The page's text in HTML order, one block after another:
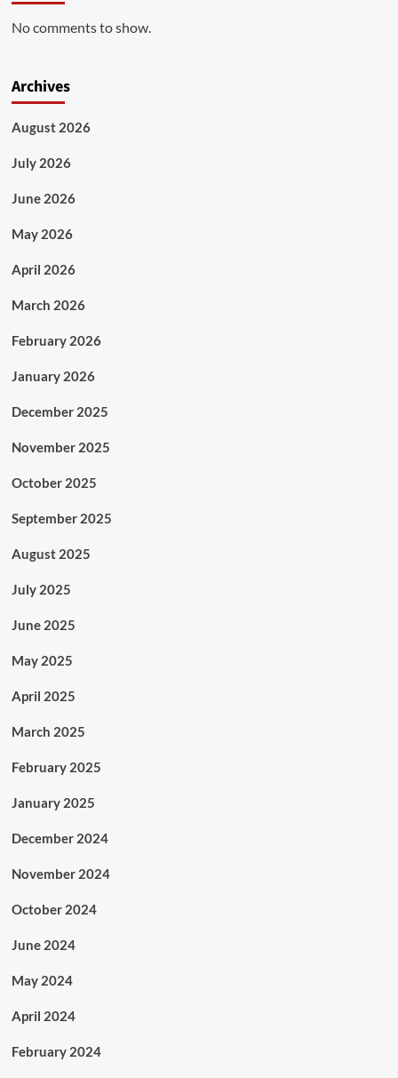
No comments to show.
Archives
August 2026
July 2026
June 2026
May 2026
April 2026
March 2026
February 2026
January 2026
December 2025
November 2025
October 2025
September 2025
August 2025
July 2025
June 2025
May 2025
April 2025
March 2025
February 2025
January 2025
December 2024
November 2024
October 2024
June 2024
May 2024
April 2024
February 2024